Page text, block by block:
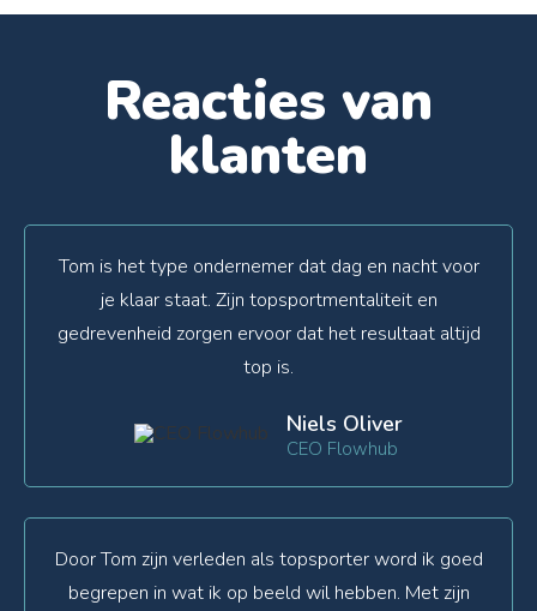
Reacties van
klanten
Tom is het type ondernemer dat dag en nacht voor
je klaar staat. Zijn topsportmentaliteit en
gedrevenheid zorgen ervoor dat het resultaat altijd
top is.
Niels Oliver
CEO Flowhub
Door Tom zijn verleden als topsporter word ik goed
begrepen in wat ik op beeld wil hebben. Met zijn